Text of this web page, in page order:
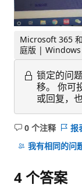
Microsoft 365
庭版 | Windows
锁定的问题
移。 你可
或回复，
0 个注释
无
注
报
我有相同的问
4 个答案